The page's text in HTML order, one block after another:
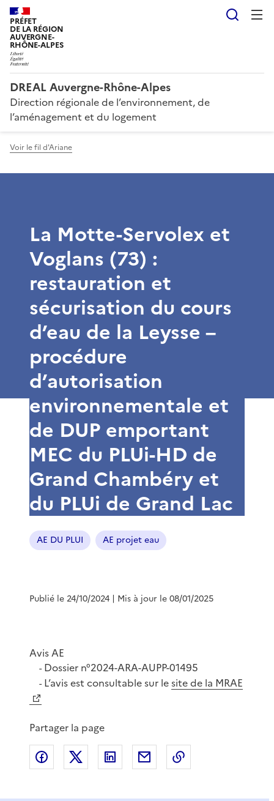
PRÉFET
DE LA RÉGION
AUVERGNE-
RHÔNE-ALPES
DREAL Auvergne-Rhône-Alpes
Direction régionale de l’environnement, de
l’aménagement et du logement
Voir le fil d'Ariane
La Motte-Servolex et
Voglans (73) :
restauration et
sécurisation du cours
d’eau de la Leysse –
procédure
d’autorisation
environnementale et
de DUP emportant
MEC du PLUi-HD de
Grand Chambéry et
du PLUi de Grand Lac
AE DU PLUI AE projet eau
Publié le 24/10/2024 | Mis à jour le 08/01/2025
Avis AE
-Dossier n°2024-ARA-AUPP-01495
-L’avis est consultable sur lesite de la MRAE
Partager la page
Partager sur Facebook
Partager sur XPartager sur LinkedIn
Partager par email